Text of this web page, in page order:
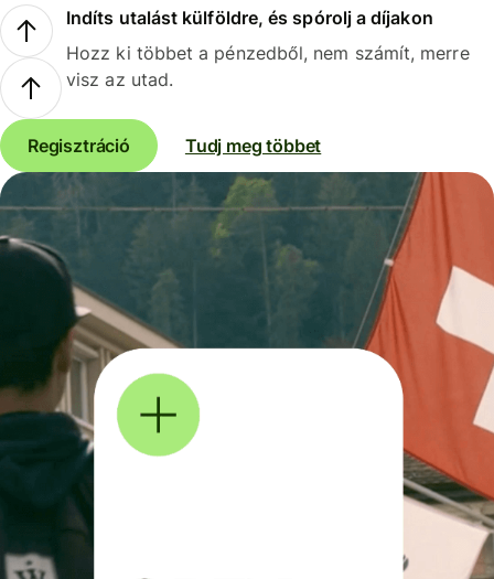
Indíts utalást külföldre, és spórolj a díjakon
Hozz ki többet a pénzedből, nem számít, merre
visz az utad.
Regisztráció Tudj meg többet